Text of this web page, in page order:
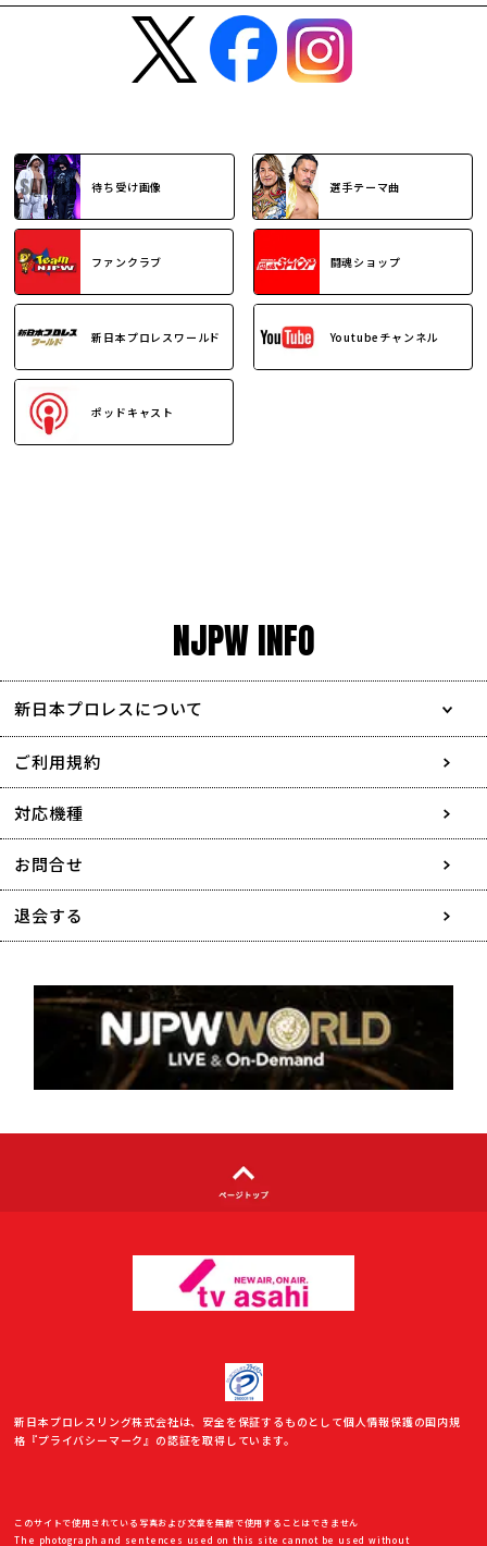
待ち受け画像 選手テーマ曲
ファンクラブ 闘魂ショップ
新日本プロレスワールド Youtubeチャンネル
ポッドキャスト
NJPW INFO
新日本プロレスについて
会社情報
採用情報
協賛・広告媒体のご案内
特定商取引に関する表記
著作権について
利用者情報の外部送信について
ご利用規約
対応機種
お問合せ
退会する
新日本プロレスリング株式会社は、安全を保証するものとして個人情報保護の国内規
格『プライバシーマーク』の認証を取得しています。
このサイトで使用されている写真および文章を無断で使用することはできません
The photograph and sentences used on this site cannot be used without